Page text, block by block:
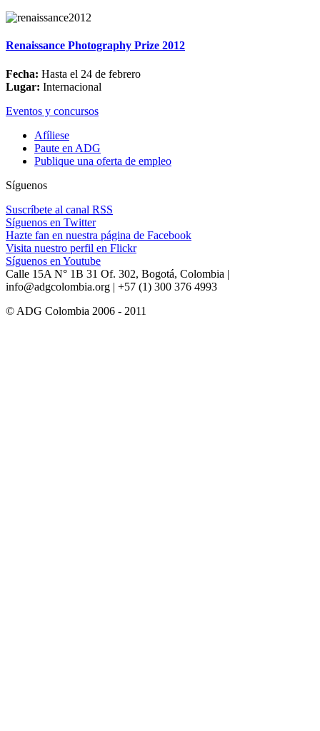
Renaissance Photography Prize 2012
Fecha: Hasta el 24 de febrero
Lugar: Internacional
Eventos y concursos
Afíliese
Paute en ADG
Publique una oferta de empleo
Síguenos
Suscríbete al canal RSS
Síguenos en Twitter
Hazte fan en nuestra página de Facebook
Visita nuestro perfil en Flickr
Síguenos en Youtube
Calle 15A N° 1B 31 Of. 302, Bogotá, Colombia |
info@adgcolombia.org | +57 (1) 300 376 4993
© ADG Colombia 2006 - 2011